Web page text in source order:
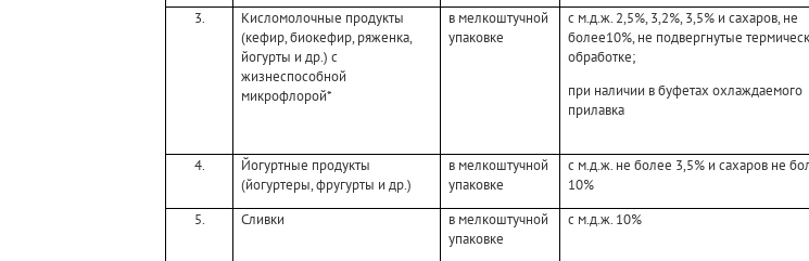
3.
Кисломолочные продукты
(кефир, биокефир, ряженка,
йогурты и др.) с
жизнеспособной
микрофлорой*
в мелкоштучной
упаковке
с м.д.ж. 2,5%, 3,2%, 3,5% и сахаров, не
более10%, не подвергнутые
обработке;
при наличии в буфетах охлаждаемого
прилавка
4.
Йогуртные продукты
(йогуртеры, фругурты и др.)
в мелкоштучной
упаковке
с м.д.ж. не более 3,5% и сахаров не
10%
5.
Сливки
в мелкоштучной
упаковке
с м.д.ж. 10%